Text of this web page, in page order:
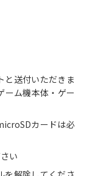
と送付いただきま
ーム機本体・ゲー
カードは必
い